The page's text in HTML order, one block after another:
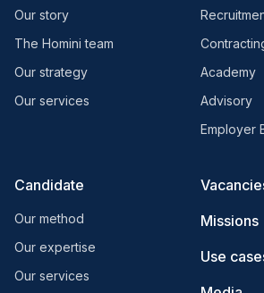
Our story
The Homini team
Our strategy
Our services
Academy
Advisory
Employer
Candidate
Our method
Our expertise
Our services
Missions
Use